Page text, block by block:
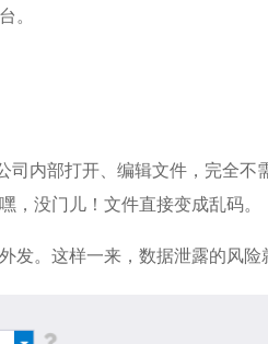
。
司内部打开、编辑文件，完全不
，没门儿！文件直接变成乱码。
发。这样一来，数据泄露的风险